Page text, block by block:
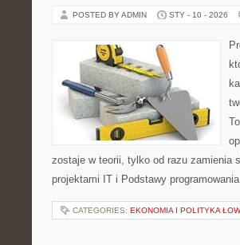
POSTED BY ADMIN STY - 10 - 2026
zostaje w teorii, tylko od razu zamienia
projektami IT i Podstawy
CATEGORIES: EKONOMIA I POLITYKA